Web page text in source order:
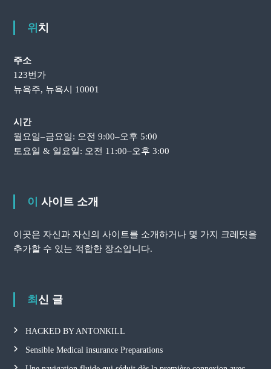
위치
주소
123번가
뉴욕주, 뉴욕시 10001
시간
월요일–금요일: 오전 9:00–오후 5:00
토요일 & 일요일: 오전 11:00–오후 3:00
이 사이트 소개
이곳은 자신과 자신의 사이트를 소개하거나 몇 가지 크레딧을
추가할 수 있는 적합한 장소입니다.
최신 글
HACKED BY ANTONKILL
Sensible Medical insurance Preparations